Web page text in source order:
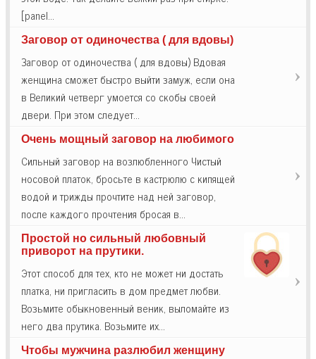
[panel…
Заговор от одиночества ( для вдовы)
Заговор от одиночества ( для вдовы) Вдовая
женщина сможет быстро выйти замуж, если она
в Великий четверг умоется со скобы своей
двери. При этом следует…
Очень мощный заговор на любимого
Сильный заговор на возлюбленного Чистый
носовой платок, бросьте в кастрюлю с кипящей
водой и трижды прочтите над ней заговор,
после каждого прочтения бросая в…
Простой но сильный любовный
приворот на прутики.
Этот способ для тех, кто не может ни достать
платка, ни пригласить в дом предмет любви.
Возьмите обыкновенный веник, выломайте из
него два прутика. Возьмите их…
Чтобы мужчина разлюбил женщину